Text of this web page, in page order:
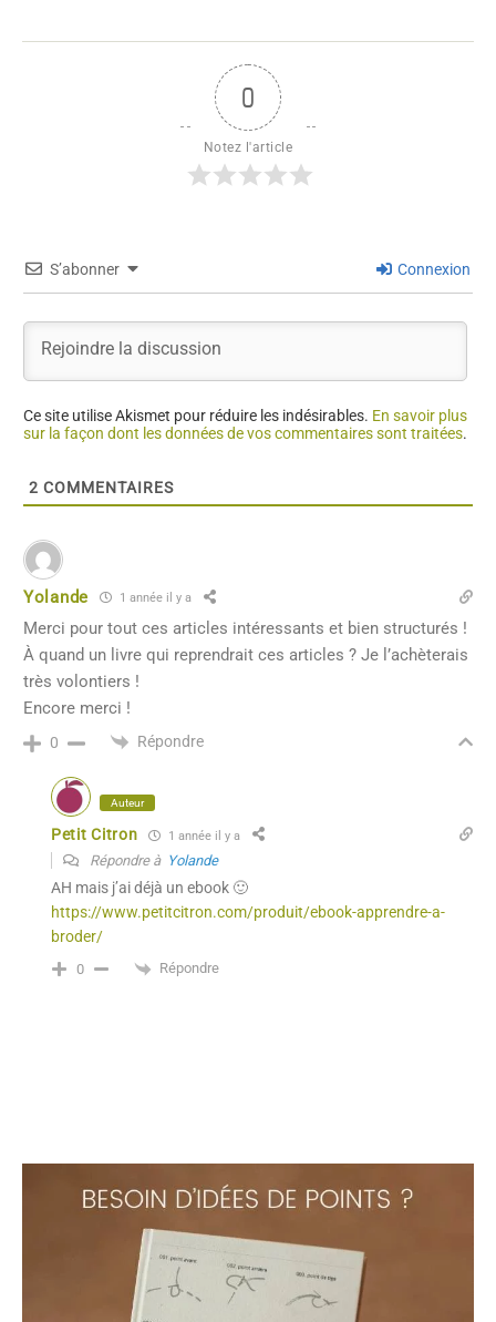
0
Notez l'article
S’abonner Connexion
Ce site utilise Akismet pour réduire les indésirables. En savoir plus
sur la façon dont les données de vos commentaires sont traitées.
2 COMMENTAIRES
Yolande 1 année il y a
Merci pour tout ces articles intéressants et bien structurés !
À quand un livre qui reprendrait ces articles ? Je l’achèterais
très volontiers !
Encore merci !
0 Répondre
Auteur
Petit Citron 1 année il y a
Répondre à Yolande
AH mais j’ai déjà un ebook 🙂
https://www.petitcitron.com/produit/ebook-apprendre-a-
broder/
0 Répondre